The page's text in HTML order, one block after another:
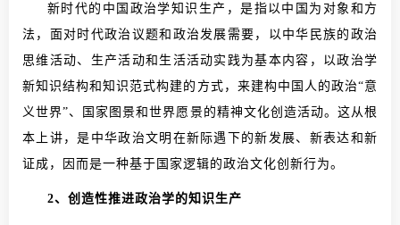
新时代的中国政治学知识生产，是指以中国为对象和方
法，面对时代政治议题和政治发展需要，以中华民族的政治
思维活动、生产活动和生活活动实践为基本内容，以政治学
新知识结构和知识范式构建的方式，来建构中国人的政治“意
义世界”、国家图景和世界愿景的精神文化创造活动。这从根
本上讲，是中华政治文明在新际遇下的新发展、新表达和新
证成，因而是一种基于国家逻辑的政治文化创新行为。
2、创造性推进政治学的知识生产